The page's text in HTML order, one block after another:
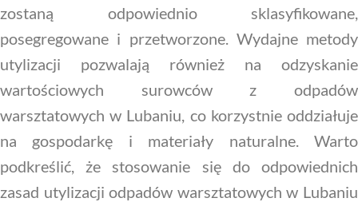
zostaną odpowiednio sklasyfikowane,
posegregowane i przetworzone. Wydajne metody
utylizacji pozwalają również na odzyskanie
wartościowych surowców z odpadów
warsztatowych w Lubaniu, co korzystnie oddziałuje
na gospodarkę i materiały naturalne. Warto
podkreślić, że stosowanie się do odpowiednich
zasad utylizacji odpadów warsztatowych w Lubaniu